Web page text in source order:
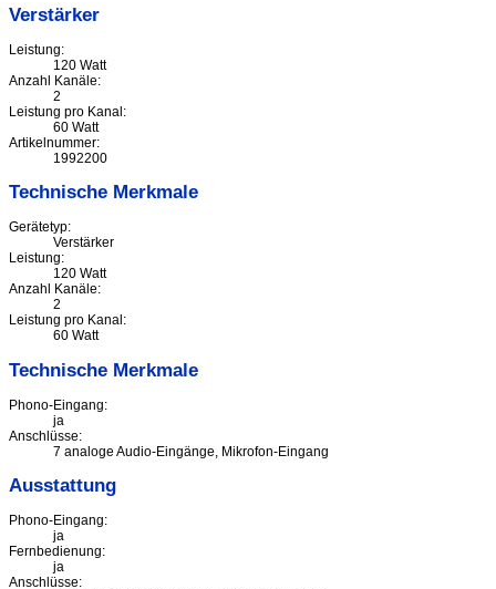
Verstärker
Leistung:
120 Watt
Anzahl Kanäle:
2
Leistung pro Kanal:
60 Watt
Artikelnummer:
1992200
Technische Merkmale
Gerätetyp:
Verstärker
Leistung:
120 Watt
Anzahl Kanäle:
2
Leistung pro Kanal:
60 Watt
Technische Merkmale
Phono-Eingang:
ja
Anschlüsse:
7 analoge Audio-Eingänge, Mikrofon-Eingang
Ausstattung
Phono-Eingang:
ja
Fernbedienung:
ja
Anschlüsse: